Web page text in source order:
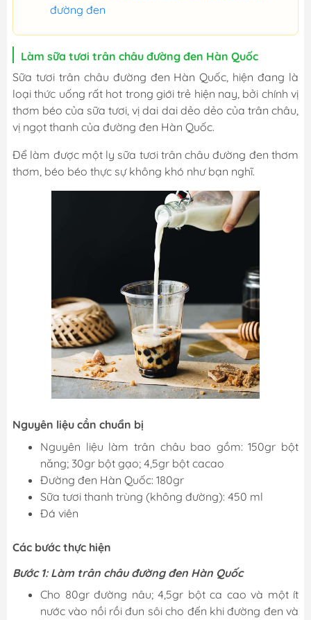
đường đen
Làm sữa tươi trân châu đường đen Hàn Quốc
Sữa tươi trân châu đường đen Hàn Quốc, hiện đang là
loại thức uống rất hot trong giới trẻ hiện nay, bởi chính vị
thơm béo của sữa tươi, vị dai dai dẻo dẻo của trân châu,
vị ngọt thanh của đường đen Hàn Quốc.
Để làm được một ly sữa tươi trân châu đường đen thơm
thơm, béo béo thực sự không khó như bạn nghĩ.
Nguyên liệu cần chuẩn bị
Nguyên liệu làm trân châu bao gồm: 150gr bột
năng; 30gr bột gạo; 4,5gr bột cacao
Đường đen Hàn Quốc: 180gr
Sữa tươi thanh trùng (không đường): 450 ml
Đá viên
Các bước thực hiện
Bước 1: Làm trân châu đường đen Hàn Quốc
Cho 80gr đường nâu; 4,5gr bột ca cao và một ít
nước vào nồi rồi đun sôi cho đến khi đường đen và